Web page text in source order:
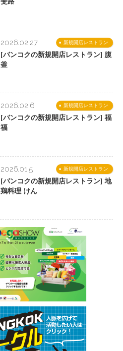
新規開店レストラン
2026.02.27
[バンコクの新規開店レストラン] 腹
釜
新規開店レストラン
2026.02.6
[バンコクの新規開店レストラン] 福
福
新規開店レストラン
2026.01.5
[バンコクの新規開店レストラン] 地
鶏料理 けん